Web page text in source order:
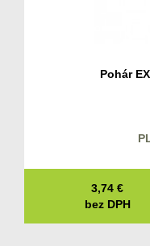
Pohár
3,74 €
bez DPH